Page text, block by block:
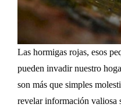
Las hormigas rojas, esos
pueden invadir nuestro
son más que simples
revelar información valiosa